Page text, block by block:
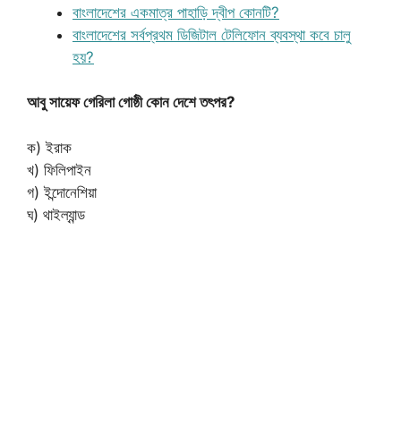
বাংলাদেশের একমাত্র পাহাড়ি দ্বীপ কোনটি?
বাংলাদেশের সর্বপ্রথম ডিজিটাল টেলিফোন ব্যবস্থা কবে চালু
হয়?
আবু সায়েফ গেরিলা গোষ্ঠী কোন দেশে তৎপর?
ক) ইরাক
খ) ফিলিপাইন
গ) ইন্দোনেশিয়া
ঘ) থাইল্যান্ড